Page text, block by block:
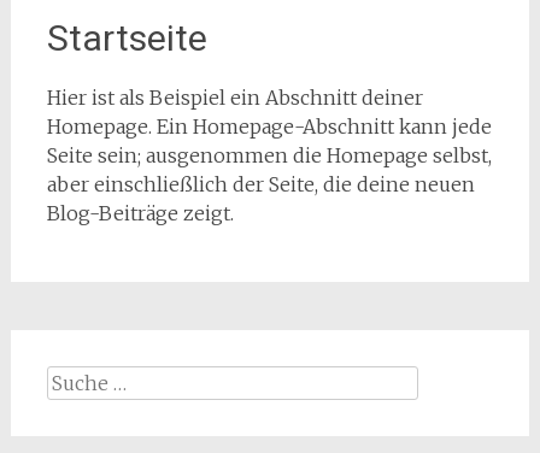
Startseite
Hier ist als Beispiel ein Abschnitt deiner
Homepage. Ein Homepage-Abschnitt kann jede
Seite sein; ausgenommen die Homepage selbst,
aber einschließlich der Seite, die deine neuen
Blog-Beiträge zeigt.
Suche